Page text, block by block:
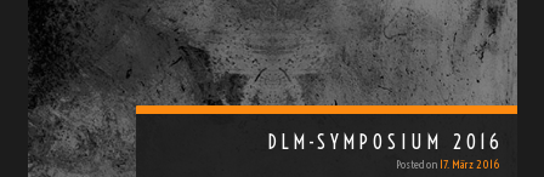
DLM-SYMPOSIUM 2016
Posted on 17. März 2016